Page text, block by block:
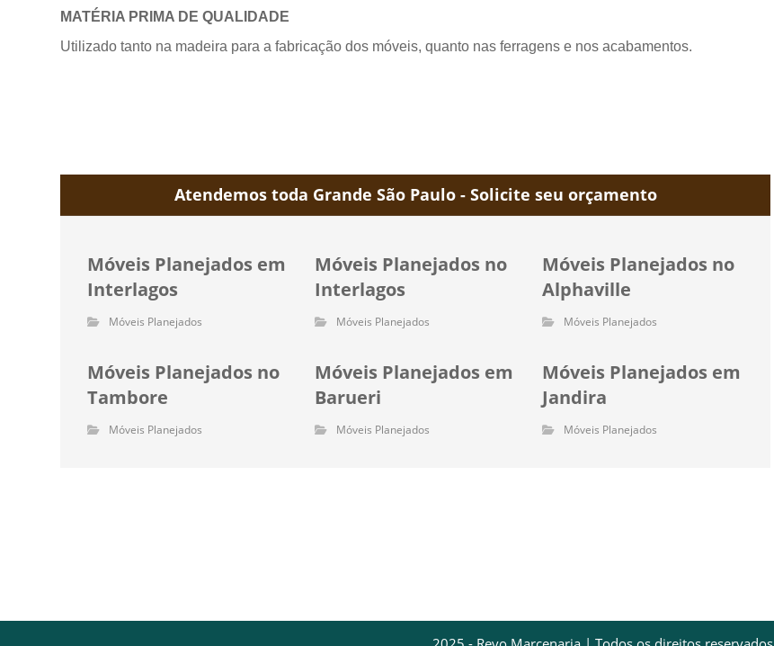
MATÉRIA PRIMA DE QUALIDADE
Utilizado tanto na madeira para a fabricação dos móveis, quanto nas ferragens e nos acabamentos.
Atendemos toda Grande São Paulo - Solicite seu orçamento
Móveis Planejados em
Interlagos
Móveis Planejados
Móveis Planejados no
Interlagos
Móveis Planejados
Móveis Planejados no
Alphaville
Móveis Planejados
Móveis Planejados no
Tambore
Móveis Planejados
Móveis Planejados em
Barueri
Móveis Planejados
Móveis Planejados em
Jandira
Móveis Planejados